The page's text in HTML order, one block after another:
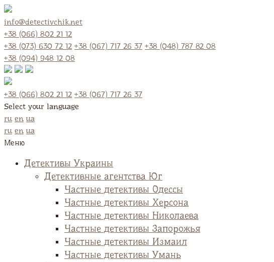
info@detectivchik.net
+38 (066) 802 21 12
+38 (073) 630 72 12 +38 (067) 717 26 37 +38 (048) 787 82 08
+38 (094) 948 12 08
+38 (066) 802 21 12 +38 (067) 717 26 37
Select your language
ru en ua
ru en ua
Меню
Детективы Украины
Детективные агентства Юг
Частные детективы Одессы
Частные детективы Херсона
Частные детективы Николаева
Частные детективы Запорожья
Частные детективы Измаил
Частные детективы Умань